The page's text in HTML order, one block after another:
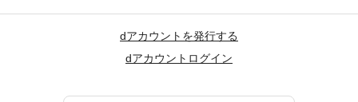
dアカウントを発行する
dアカウントログイン